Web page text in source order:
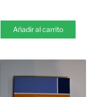
Añadir al carrito